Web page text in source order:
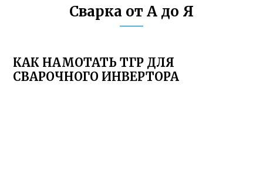
Сварка от А до Я
КАК НАМОТАТЬ ТГР ДЛЯ
СВАРОЧНОГО ИНВЕРТОРА